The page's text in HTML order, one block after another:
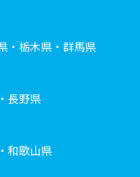
・栃木県・群馬県
長野県
和歌山県